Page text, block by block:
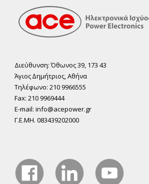
Διεύθυνση: Όθωνος 39, 173 43
Άγιος ∆ηµήτριος, Αθήνα
Τηλέφωνο: 210 9966555
Fax: 210 9969444
E-mail: info@acepower.gr
Γ.Ε.ΜΗ. 083439202000